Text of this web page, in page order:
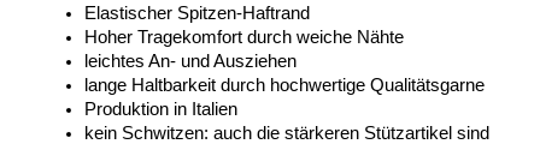
Elastischer Spitzen-Haftrand
Hoher Tragekomfort durch weiche Nähte
leichtes An- und Ausziehen
lange Haltbarkeit durch hochwertige Qualitätsgarne
Produktion in Italien
kein Schwitzen: auch die stärkeren Stützartikel sind